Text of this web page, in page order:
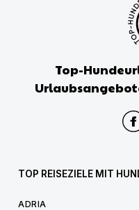
Top-
TOP REISEZIELE MIT
ADRIA